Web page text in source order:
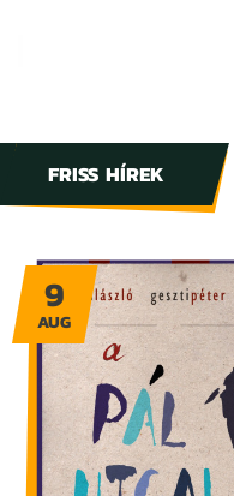
FRISS HÍREK
9
AUG